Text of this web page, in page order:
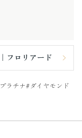
フロリアード
プラチナ
ダイヤモンド